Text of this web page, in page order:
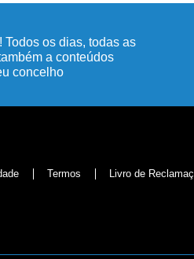
Todos os dias, todas as
a conteúdos
concelho
Termos Livro de